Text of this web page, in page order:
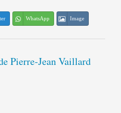
WhatsApp Image
Pierre-Jean Vaillard